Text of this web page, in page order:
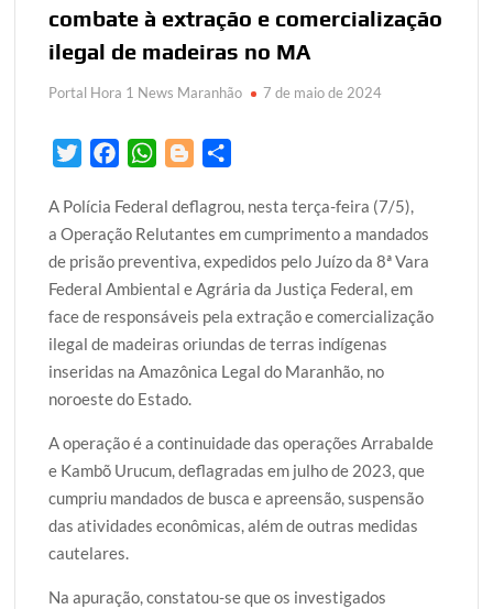
combate à extração e comercialização
ilegal de madeiras no MA
Portal Hora 1 News Maranhão 7 de maio de 2024
i
t
t
e
r
c
e
b
o
o
k
W
a
t
s
A
p
p
o
g
g
e
r
a
r
e
A Polícia Federal deflagrou, nesta terça-feira (7/5),
a Operação Relutantes em cumprimento a mandados
de prisão preventiva, expedidos pelo Juízo da 8ª Vara
Federal Ambiental e Agrária da Justiça Federal, em
face de responsáveis pela extração e comercialização
ilegal de madeiras oriundas de terras indígenas
inseridas na Amazônica Legal do Maranhão, no
noroeste do Estado.
A operação é a continuidade das operações Arrabalde
e Kambõ Urucum, deflagradas em julho de 2023, que
cumpriu mandados de busca e apreensão, suspensão
das atividades econômicas, além de outras medidas
cautelares.
Na apuração, constatou-se que os investigados